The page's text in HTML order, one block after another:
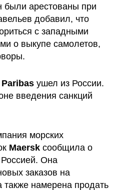
были арестованы при
добавил, что
с западными
о выкупе самолетов,
Paribas ушел из России.
введения санкций
морских
Maersk сообщила о
Она
заказов на
также намерена продать